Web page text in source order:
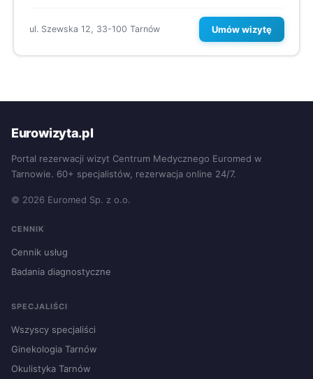
ul. Szewska 12, 33-100 Tarnów Umów wizytę
Eurowizyta.pl
Portal rezerwacji wizyt Centrum Medycznego Euromed w
Tarnowie. 60+ specjalistów, rezerwacja online 24/7.
© 2026 Euromed Sp. z o.o.
CENNIK
Cennik usług
Badania diagnostyczne
SPECJALIŚCI
Wszyscy specjaliści
Ginekologia Tarnów
Okulistyka Tarnów